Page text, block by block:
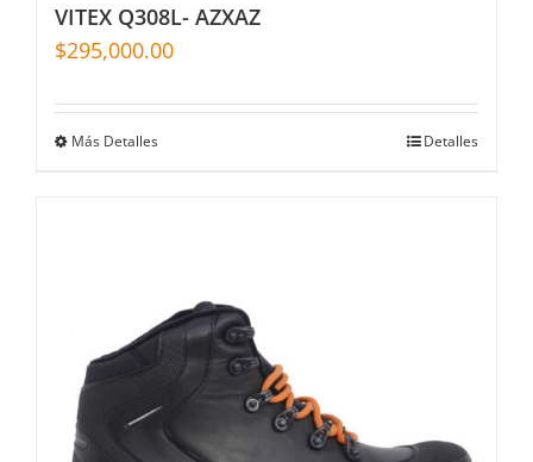
VITEX Q308L- AZXAZ
$295,000.00
Más Detalles Detalles